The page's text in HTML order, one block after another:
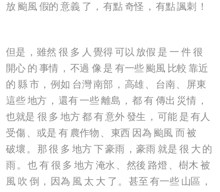
放 颱風 假的 意義 了 ， 有點奇怪 ， 有點諷刺 ！
但是 ， 雖然 很 多 人 覺得可以放假 是 一 件很
開心 的 事情 ， 不過 像 是 有一些 颱風 比較 靠近
的 縣市 ， 例如 台灣南部 ， 高雄、 台南、
屏東
這些地方 ， 還有 一些離島 ， 都有 傳出 災情 ，
也就是 很 多 地方 都有意外 發生 ， 可能 是有人
受傷、 或是 有 農作物 、 東西 因為 颱風 而被
破壞 。 那很 多 地方 下豪雨 ， 豪雨 就是 很 大 的
雨 。 也有 很 多 地方 淹水 、 然後 路燈 、 樹木 被
風 吹 倒 ， 因為 風 太 大 了 。 甚至有一些 山區 ，